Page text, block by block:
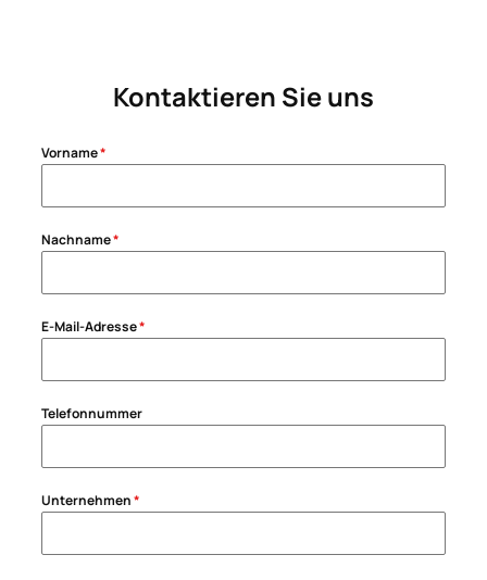
Kontaktieren Sie uns
Vorname*
Nachname*
E-Mail-Adresse*
Telefonnummer
Unternehmen*